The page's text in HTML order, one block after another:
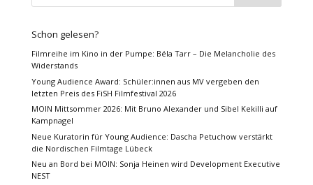
Schon gelesen?
Filmreihe im Kino in der Pumpe: Béla Tarr – Die Melancholie des
Widerstands
Young Audience Award: Schüler:innen aus MV vergeben den
letzten Preis des FiSH Filmfestival 2026
MOIN Mittsommer 2026: Mit Bruno Alexander und Sibel Kekilli auf
Kampnagel
Neue Kuratorin für Young Audience: Dascha Petuchow verstärkt
die Nordischen Filmtage Lübeck
Neu an Bord bei MOIN: Sonja Heinen wird Development Executive
NEST